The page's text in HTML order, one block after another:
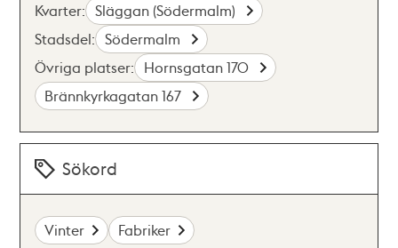
Kvarter: Släggan (Södermalm)
Stadsdel: Södermalm
Övriga platser: Hornsgatan 170
Brännkyrkagatan 167
Sökord
Vinter Fabriker